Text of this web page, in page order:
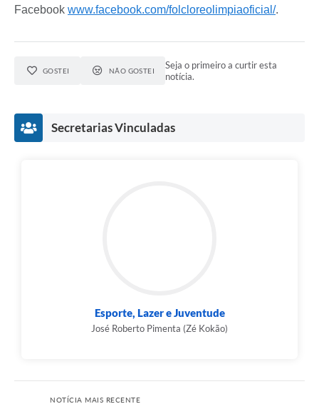
Facebook www.facebook.com/folcloreolimpiaoficial/.
GOSTEI NÃO GOSTEI
Seja o primeiro a curtir esta
notícia.
Secretarias Vinculadas
Esporte, Lazer e Juventude
José Roberto Pimenta (Zé Kokão)
NOTÍCIA MAIS RECENTE